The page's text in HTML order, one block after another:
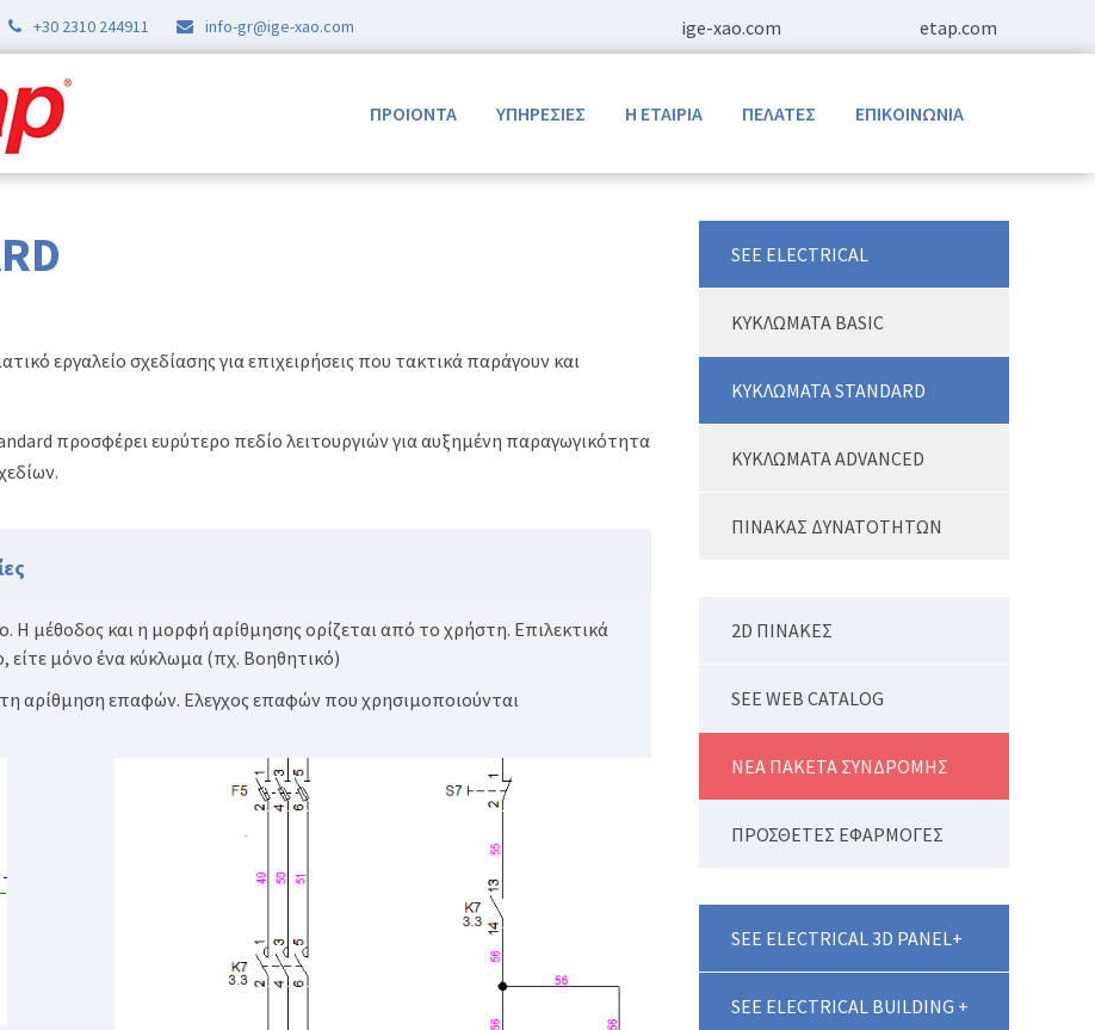
+30 2310 244911 info-gr@ige-xao.com ige-xao.com etap.com
ΠΡΟΙΟΝΤΑ ΥΠΗΡΕΣΙΕΣ Η ΕΤΑΙΡΙΑ ΠΕΛΑΤΕΣ ΕΠΙΚΟΙΝΩΝΙΑ
εργαλείο σχεδίασης για επιχειρήσεις που τακτικά παράγουν και
προσφέρει ευρύτερο πεδίο λειτουργιών για αυξημένη παραγωγικότητα
Η μέθοδος και η μορφή αρίθμησης ορίζεται από το χρήστη. Επιλεκτικά
είτε μόνο ένα κύκλωμα (πχ. Βοηθητικό)
αρίθμηση επαφών. Ελεγχος επαφών που χρησιμοποιούνται
SEE ELECTRICAL
ΚΥΚΛΩΜΑΤΑ BASIC
ΚΥΚΛΩΜΑΤΑ STANDARD
ΚΥΚΛΩΜΑΤΑ ADVANCED
ΠΙΝΑΚΑΣ ΔΥΝΑΤΟΤΗΤΩΝ
2D ΠΙΝΑΚΕΣ
SEE WEB CATALOG
ΝΕΑ ΠΑΚΕΤΑ ΣΥΝΔΡΟΜΗΣ
ΠΡΟΣΘΕΤΕΣ ΕΦΑΡΜΟΓΕΣ
SEE ELECTRICAL 3D PANEL+
SEE ELECTRICAL BUILDING +